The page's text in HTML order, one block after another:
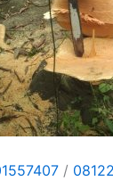
/